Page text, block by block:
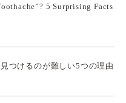
5 Surprising Facts
つけるのが難しい5つの理由